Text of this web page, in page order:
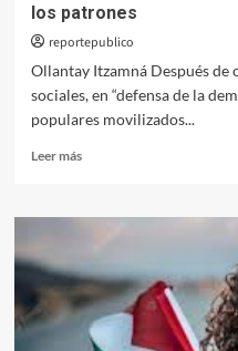
los patrones
reportepublico
Ollantay Itzamná Después de
sociales, en “defensa de la
populares movilizados...
Leer másLeer
Guatemala
“insumisa”,
una
vez
más,
capitula
ante